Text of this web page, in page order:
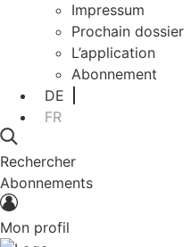
Impressum
Prochain dossier
L’application
Abonnement
DE
FR
Rechercher
Abonnements
Mon profil